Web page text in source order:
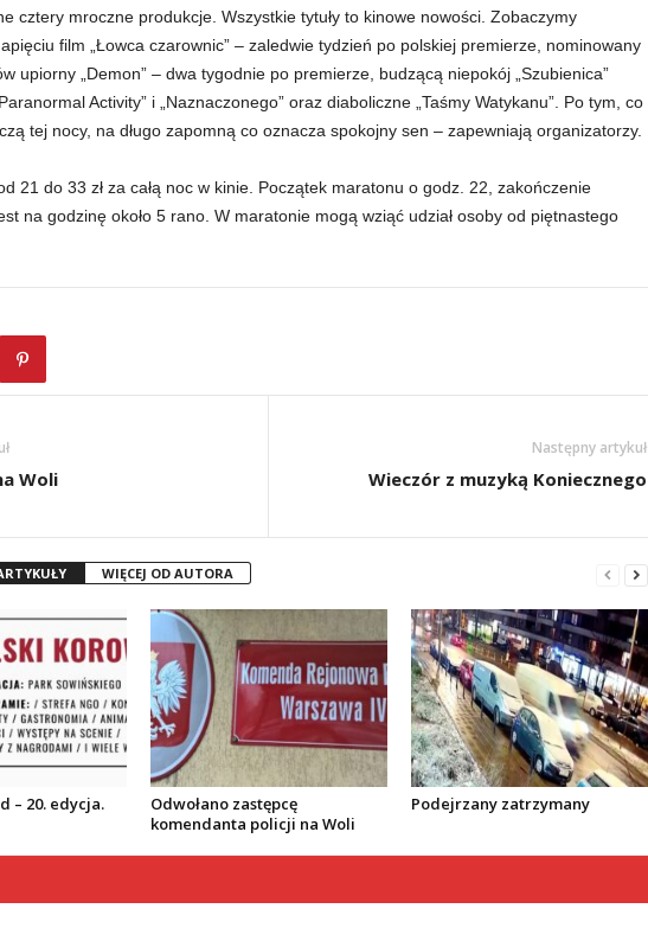
cztery mroczne produkcje. Wszystkie tytuły to kinowe nowości. Zobaczymy
film „Łowca czarownic” – zaledwie tydzień po polskiej premierze, nominowany
upiorny „Demon” – dwa tygodnie po premierze, budzącą niepokój „Szubienica”
Activity” i „Naznaczonego” oraz diaboliczne „Taśmy Watykanu”. Po tym, co
tej nocy, na długo zapomną co oznacza spokojny sen – zapewniają organizatorzy.
21 do 33 zł za całą noc w kinie. Początek maratonu o godz. 22, zakończenie
na godzinę około 5 rano. W maratonie mogą wziąć udział osoby od piętnastego
Woli
Następny artykuł
Wieczór z muzyką Koniecznego
WIĘCEJ OD AUTORA
– 20. edycja.
Odwołano zastępcę
komendanta policji na Woli
Podejrzany zatrzymany